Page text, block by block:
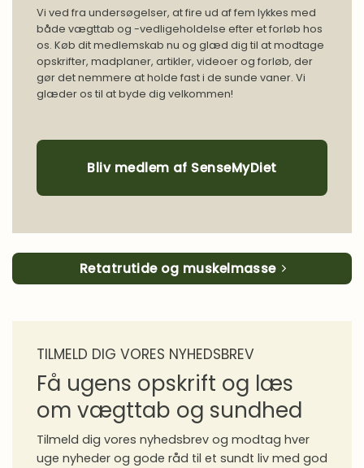
Vi ved fra undersøgelser, at fire ud af fem lykkes med
både vægttab og -vedligeholdelse efter et forløb hos
os. Køb dit medlemskab nu og glæd dig til at modtage
opskrifter, madplaner, artikler, videoer og forløb, der
gør det nemmere at holde fast i de sunde vaner. Vi
glæder os til at byde dig velkommen!
Bliv medlem af SenseMyDiet
Retatrutide og muskelmasse
TILMELD DIG VORES NYHEDSBREV
Få ugens opskrift og læs
om vægttab og sundhed
Tilmeld dig vores nyhedsbrev og modtag hver
uge nyheder og gode råd til et sundt liv med god